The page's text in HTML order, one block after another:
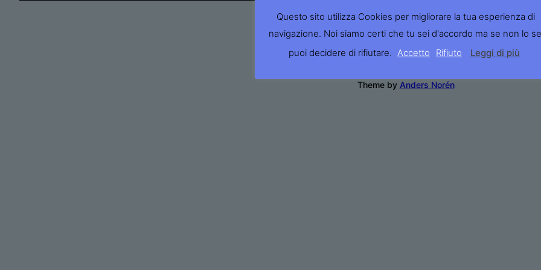
Theme by Anders Norén
Questo sito utilizza Cookies per migliorare la tua esperienza di
navigazione. Noi siamo certi che tu sei d'accordo ma se non lo
puoi decidere di rifiutare. Accetto Rifiuto Leggi di più